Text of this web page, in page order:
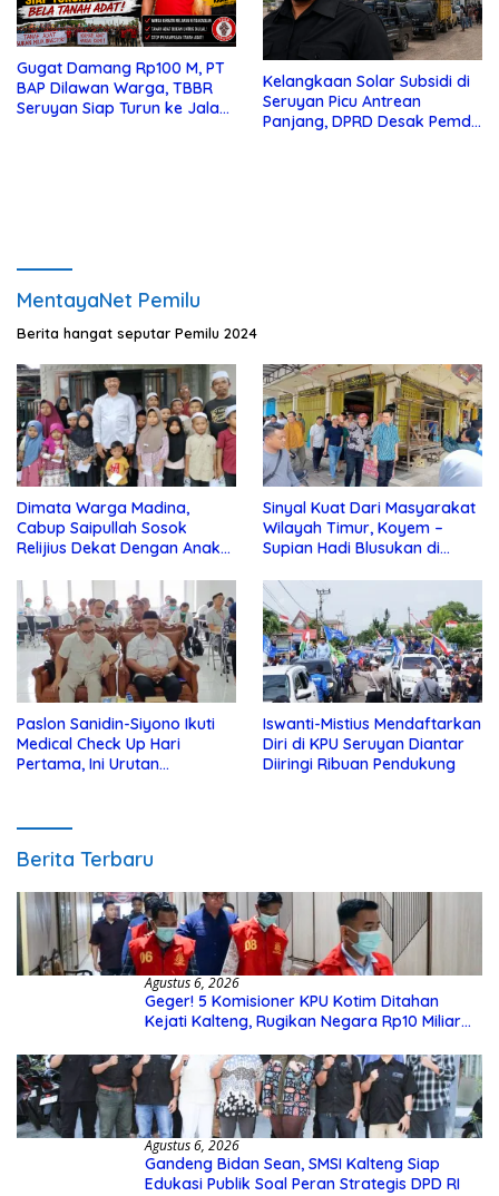
Gugat Damang Rp100 M, PT
BAP Dilawan Warga, TBBR
Seruyan Siap Turun ke Jalan
Kelangkaan Solar Subsidi di
Seruyan Picu Antrean
Panjang, DPRD Desak Pemda
MentayaNet Pemilu
Berita hangat seputar Pemilu 2024
Dimata Warga Madina,
Cabup Saipullah Sosok
Relijius Dekat Dengan Anak
Sinyal Kuat Dari Masyarakat
Wilayah Timur, Koyem –
Supian Hadi Blusukan di
Paslon Sanidin-Siyono Ikuti
Medical Check Up Hari
Pertama, Ini Urutan
Iswanti-Mistius Mendaftarkan
Diri di KPU Seruyan Diantar
Diiringi Ribuan Pendukung
Berita Terbaru
Agustus 6, 2026
Geger! 5 Komisioner KPU Kotim Ditahan
Kejati Kalteng, Rugikan Negara Rp10 Miliar
Agustus 6, 2026
Gandeng Bidan Sean, SMSI Kalteng Siap
Edukasi Publik Soal Peran Strategis DPD RI